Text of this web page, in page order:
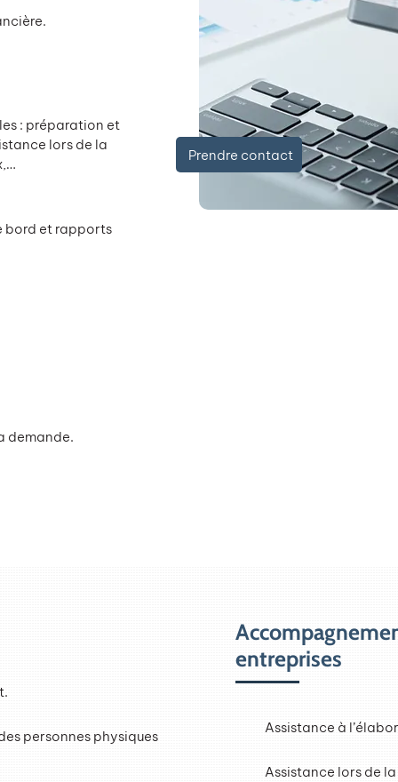
: préparation et
lors de la
bord et rapports
demande.
Prendre contact
personnes physiques
entreprises
Assistance à
Assistance lors de